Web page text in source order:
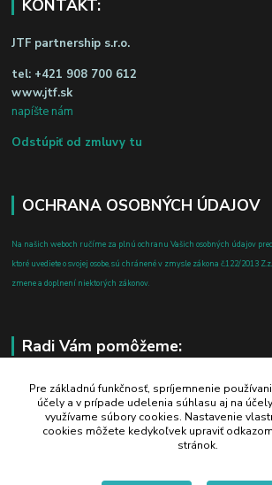
KONTAKT:
JTF partnership s.r.o.
tel: +421 908 700 612
www.jtf.sk
napíšte nám
Odstúpiť od zmluvy tu
OCHRANA OSOBNÝCH ÚDAJOV
Na našich weboch ručíme za plnú ochranu Vašich osobných údajov
ktoré uvediete o svojej osobe, sú chránené v zmysle zákona č.122/2013
zmene a doplnení niektorých zákonov.
Radi Vám pomôžeme:
+421 908 700 612
po-pia: 8.00 - 16.00
business@jtf.sk
Pre základnú funkčnosť, spríjemnenie
účely a v prípade udelenia súhlasu aj na
využívame súbory cookies. Nastavenie
cookies môžete kedykoľvek upraviť
stránok.